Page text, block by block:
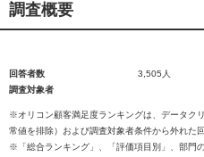
調査概要
回答者数
3,505人
調査対象者
※オリコン顧客満足度ランキングは、データク
常値を排除）および調査対象者条件から外れた
※「総合ランキング」、「評価項目別」、部門